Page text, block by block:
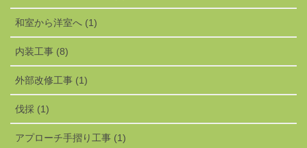
和室から洋室へ (1)
内装工事 (8)
外部改修工事 (1)
伐採 (1)
アプローチ手摺り工事 (1)